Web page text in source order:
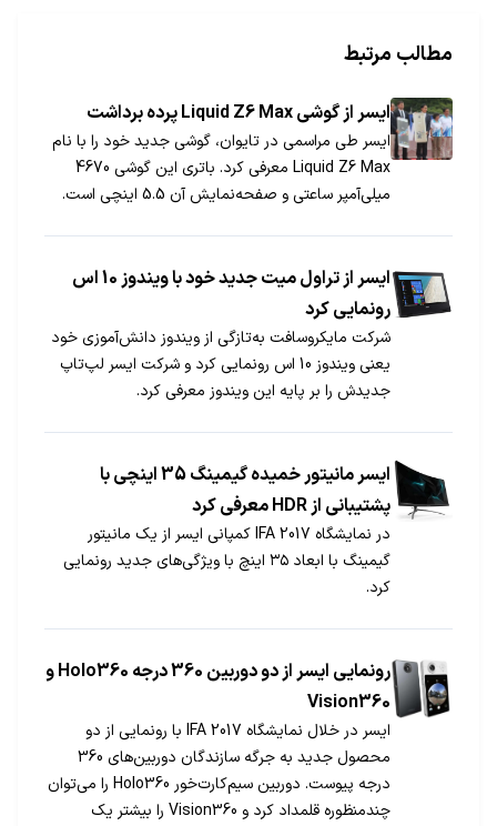
مطالب مرتبط
ایسر از گوشی Liquid Z6 Max پرده برداشت
ایسر طی مراسمی در تایوان، گوشی جدید خود را با نام
Liquid Z6 Max معرفی کرد. باتری این گوشی 4670
میلی‌آمپر ساعتی و صفحه‌نمایش آن 5.5 اینچی است.
ایسر از تراول میت جدید خود با ویندوز 10 اس
رونمایی کرد
​شرکت مایکروسافت به‌تازگی از ویندوز دانش‌آموزی خود
یعنی ویندوز 10 اس رونمایی کرد و شرکت ایسر لپ‌تاپ
جدیدش را بر پایه این ویندوز معرفی کرد.
ایسر مانیتور خمیده گیمینگ 35 اینچی با
پشتیبانی از HDR معرفی کرد
در نمایشگاه IFA 2017 کمپانی ایسر از یک مانیتور
گیمینگ با ابعاد ۳۵ اینچ با ویژگی‌های جدید رونمایی
کرد.
رونمایی ایسر از دو دوربین‌ 360 درجه Holo360 و
Vision360
ایسر در خلال نمایشگاه IFA 2017 با رونمایی از دو
محصول جدید به جرگه سازندگان دوربین‌های 360
درجه پیوست. دوربین سیم‌کارت‌خور Holo360 را می‌توان
چندمنظوره قلمداد کرد و Vision360 را بیشتر یک